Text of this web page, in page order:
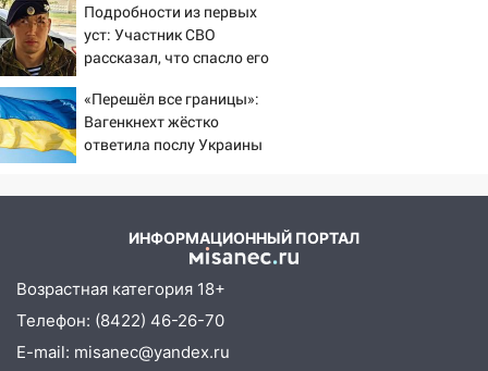
Подробности из первых
уст: Участник СВО
рассказал, что спасло его
«Перешёл все границы»:
Вагенкнехт жёстко
ответила послу Украины
ИНФОРМАЦИОННЫЙ ПОРТАЛ
Возрастная категория 18+
Телефон: (8422) 46-26-70
E-mail: misanec@yandex.ru